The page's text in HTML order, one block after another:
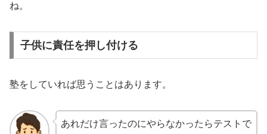
ね。
子供に責任を押し付ける
塾をしていれば思うことはあります。
あれだけ言ったのにやらなかったらテストで